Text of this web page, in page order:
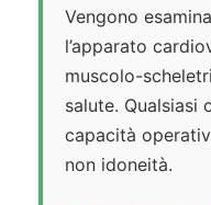
Vengono
l’apparato
muscolo-
salute. Qualsiasi
capacità
non idoneità.